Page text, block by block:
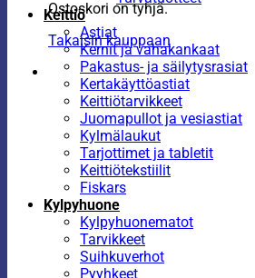
Ostoskori on tyhjä.
Takaisin kauppaan
Keittiö
Astiat
Kernit ja vahakankaat
Pakastus- ja säilytysrasiat
Kertakäyttöastiat
Keittiötarvikkeet
Juomapullot ja vesiastiat
Kylmälaukut
Tarjottimet ja tabletit
Keittiötekstiilit
Fiskars
Kylpyhuone
Kylpyhuonematot
Tarvikkeet
Suihkuverhot
Pyyhkeet